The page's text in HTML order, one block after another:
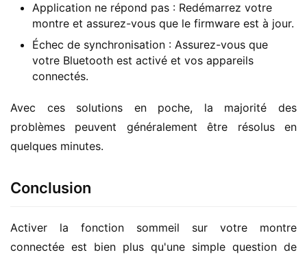
Application ne répond pas : Redémarrez votre
montre et assurez-vous que le firmware est à jour.
Échec de synchronisation : Assurez-vous que
votre Bluetooth est activé et vos appareils
connectés.
Avec ces solutions en poche, la majorité des
problèmes peuvent généralement être résolus en
quelques minutes.
Conclusion
Activer la fonction sommeil sur votre montre
connectée est bien plus qu'une simple question de